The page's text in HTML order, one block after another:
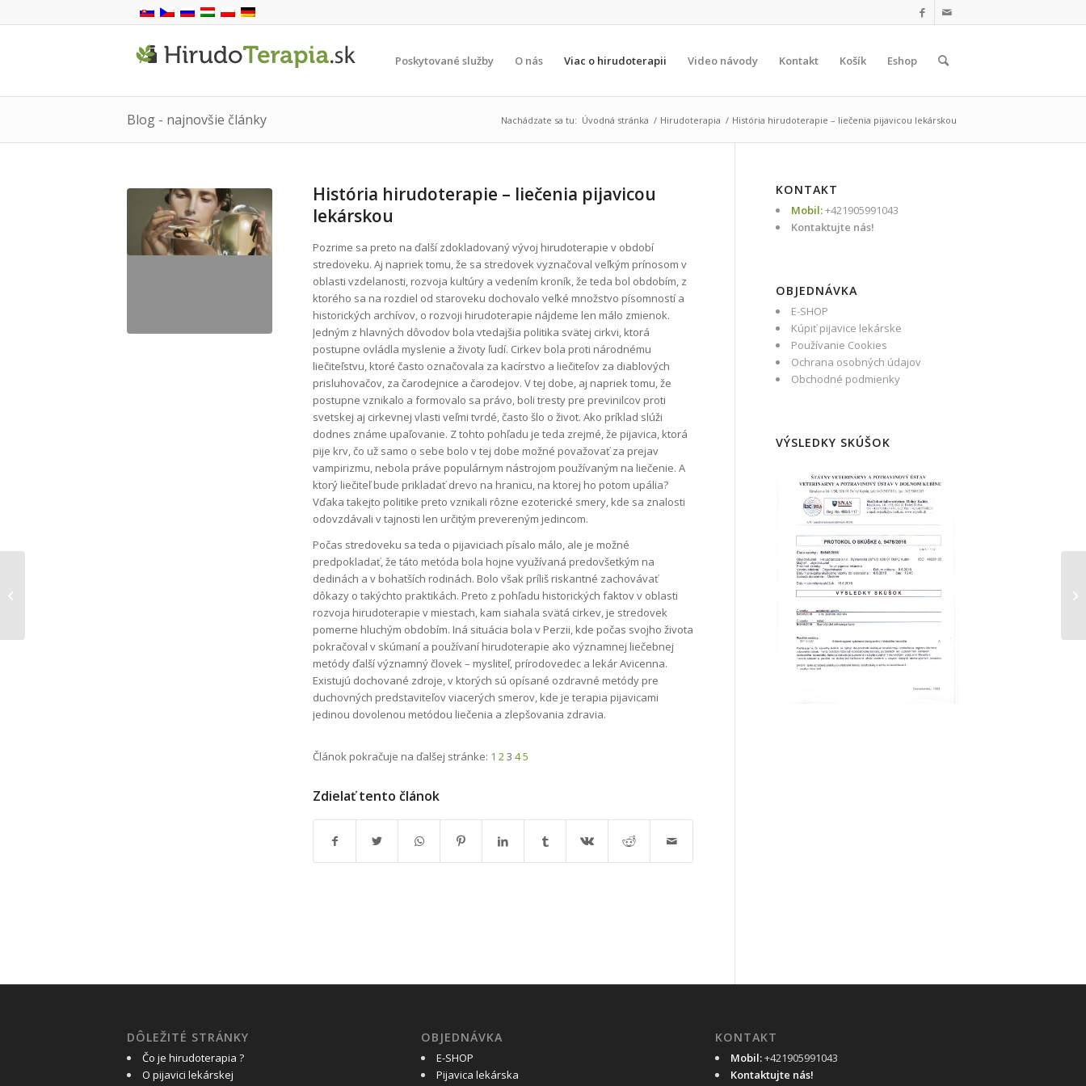
Poskytované služby O nás Viac o hirudoterapii Video návody Kontakt Košík Eshop
Blog - najnovšie články Nachádzate sa tu: Úvodná stránka / Hirudoterapia / História hirudoterapie – liečenia pijavicou lekárskou
História hirudoterapie – liečenia pijavicou
lekárskou
Pozrime sa preto na ďalší zdokladovaný vývoj hirudoterapie v období
stredoveku. Aj napriek tomu, že sa stredovek vyznačoval veľkým prínosom v
oblasti vzdelanosti, rozvoja kultúry a vedením kroník, že teda bol obdobím, z
ktorého sa na rozdiel od staroveku dochovalo veľké množstvo písomností a
historických archívov, o rozvoji hirudoterapie nájdeme len málo zmienok.
Jedným z hlavných dôvodov bola vtedajšia politika svätej cirkvi, ktorá
postupne ovládla myslenie a životy ľudí. Cirkev bola proti národnému
liečiteľstvu, ktoré často označovala za kacírstvo a liečiteľov za diablových
prisluhovačov, za čarodejnice a čarodejov. V tej dobe, aj napriek tomu, že
postupne vznikalo a formovalo sa právo, boli tresty pre previnilcov proti
svetskej aj cirkevnej vlasti veľmi tvrdé, často šlo o život. Ako príklad slúži
dodnes známe upaľovanie. Z tohto pohľadu je teda zrejmé, že pijavica, ktorá
pije krv, čo už samo o sebe bolo v tej dobe možné považovať za prejav
vampirizmu, nebola práve populárnym nástrojom používaným na liečenie. A
ktorý liečiteľ bude prikladať drevo na hranicu, na ktorej ho potom upália?
Vďaka takejto politike preto vznikali rôzne ezoterické smery, kde sa znalosti
odovzdávali v tajnosti len určitým prevereným jedincom.
Počas stredoveku sa teda o pijaviciach písalo málo, ale je možné
predpokladať, že táto metóda bola hojne využívaná predovšetkým na
dedinách a v bohatších rodinách. Bolo však príliš riskantné zachovávať
dôkazy o takýchto praktikách. Preto z pohľadu historických faktov v oblasti
rozvoja hirudoterapie v miestach, kam siahala svätá cirkev, je stredovek
pomerne hluchým obdobím. Iná situácia bola v Perzii, kde počas svojho života
pokračoval v skúmaní a používaní hirudoterapie ako významnej liečebnej
metódy ďalší významný človek – mysliteľ, prírodovedec a lekár Avicenna.
Existujú dochované zdroje, v ktorých sú opísané ozdravné metódy pre
duchovných predstaviteľov viacerých smerov, kde je terapia pijavicami
jedinou dovolenou metódou liečenia a zlepšovania zdravia.
Článok pokračuje na ďalšej stránke: 1 23 45
Zdielať tento článok
KONTAKT
Mobil:+421905991043
Kontaktujte nás!
OBJEDNÁVKA
E-SHOP
Kúpiť pijavice lekárske
Používanie Cookies
Ochrana osobných údajov
Obchodné podmienky
VÝSLEDKY SKÚŠOK
DÔLEŽITÉ STRÁNKY
Čo je hirudoterapia ?
O pijavici lekárskej
OBJEDNÁVKA
E-SHOP
Pijavica lekárska
KONTAKT
Mobil:+421905991043
Kontaktujte nás!